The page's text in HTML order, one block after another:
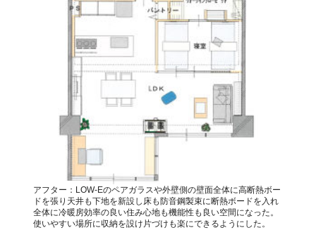
アフター：LOW-Eのペアガラスや外壁側の壁面全体に高断熱ボー
ドを張り天井も下地を新設し床も防音鋼製束に断熱ボードを入れ
全体に冷暖房効率の良い住み心地も機能性も良い空間になった。
使いやすい場所に収納を設け片づけも楽にできるようにした。